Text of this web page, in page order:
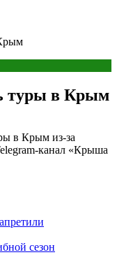
туры в Крым
в Крым из-за
канал «Крыша
сезон